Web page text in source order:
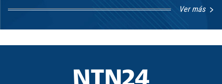
Ver más
1
8